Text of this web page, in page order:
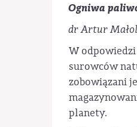
Ogniwa
dr Artur
W
surowców
zobowiązani
planety.